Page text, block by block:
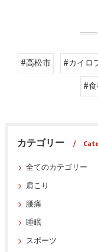
#高松市 #カイロ
#
カテゴリー
全てのカテゴリー
肩こり
腰痛
睡眠
スポーツ